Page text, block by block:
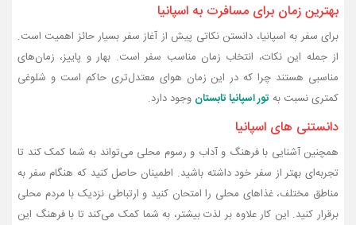
بهترین زمان برای مسافرت به اسپانیا
برای سفر به اسپانیا، دانستن نکاتی پیش از آغاز سفر بسیار حائز اهمیت است.
از جمله این نکات، انتخاب زمان مناسب سفر است. بهار و پاییز، زمان‌های
مناسبی هستند چرا که در این زمان هوای معتدل‌تری حاکم است و شلوغی
کمتری نسبت به تور اسپانیا تابستان وجود دارد.
دانستنی های اسپانیا
همچنین آشنایی با فرهنگ و آداب و رسوم محلی می‌تواند به شما کمک کند تا
تجربه‌ای بهتر از سفر خود داشته باشید. اطمینان حاصل کنید که هنگام سفر به
مناطق مختلف، غذاهای محلی را امتحان کنید و ارتباطی نزدیک با مردم محلی
برقرار کنید. این کار علاوه بر لذت بیشتر، به شما کمک می‌کند تا با فرهنگ این